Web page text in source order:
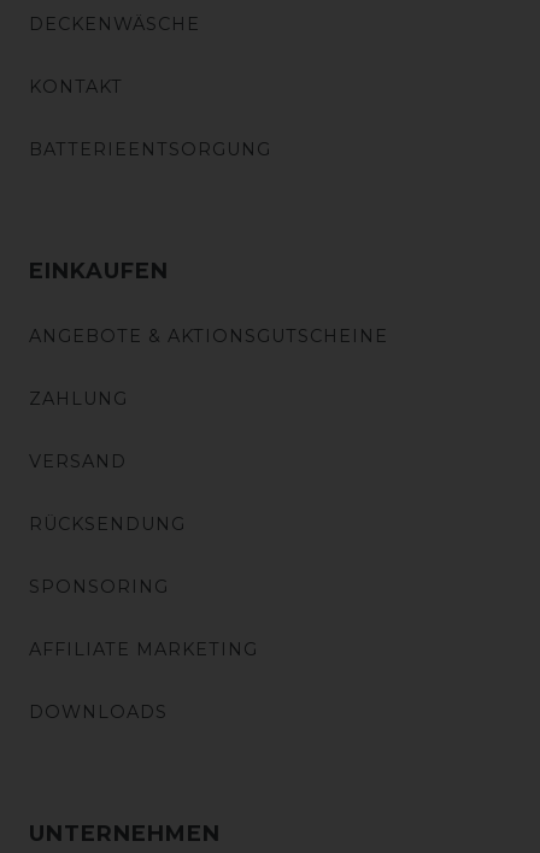
DECKENWÄSCHE
KONTAKT
BATTERIEENTSORGUNG
EINKAUFEN
ANGEBOTE & AKTIONSGUTSCHEINE
ZAHLUNG
VERSAND
RÜCKSENDUNG
SPONSORING
AFFILIATE MARKETING
DOWNLOADS
UNTERNEHMEN